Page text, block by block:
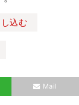
込む
Mail